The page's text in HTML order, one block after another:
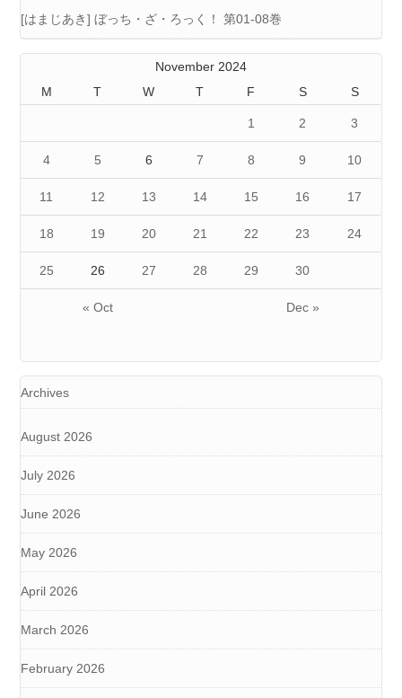
[はまじあき] ぼっち・ざ・ろっく！ 第01-08巻
November 2024
M
T W T F S S
« Oct Dec »
1 2 3
4 5 6 7 8 9 10
11 12 13 14 15 16 17
18 19 20 21 22 23 24
25 26 27 28 29 30
Archives
August 2026
July 2026
June 2026
May 2026
April 2026
March 2026
February 2026